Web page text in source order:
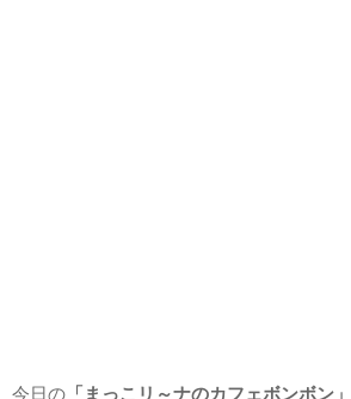
今日の 「まっこリ～ナのカフェボンボン」